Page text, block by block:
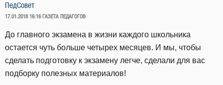
ПедСовет
ОПУБЛИКОВАНО
17.01.2018 16:16 ГАЗЕТА ПЕДАГОГОВ
До главного экзамена в жизни каждого школьника
остается чуть больше четырех месяцев. И мы, чтобы
сделать подготовку к экзамену легче, сделали для вас
подборку полезных материалов!